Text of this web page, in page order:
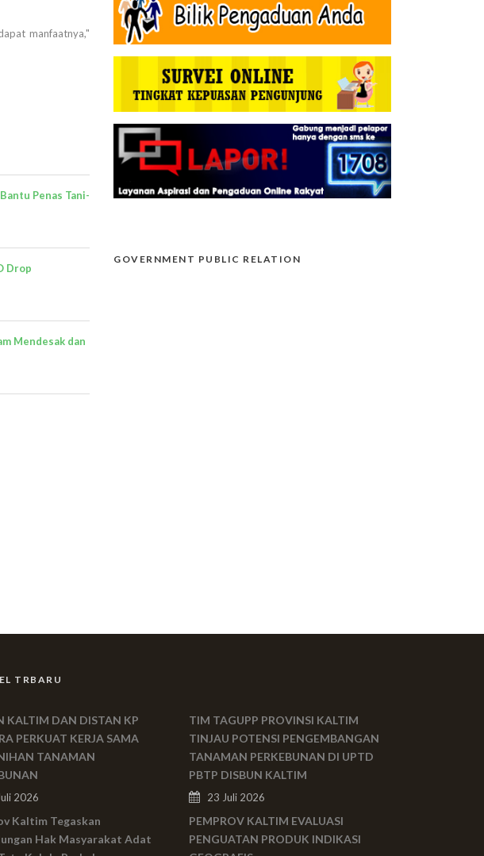
manfaatnya,"
Penas Tani-
Drop
Mendesak dan
GOVERNMENT PUBLIC RELATION
TRBARU
KALTIM DAN DISTAN KP
PERKUAT KERJA SAMA
TANAMAN
2026
Kaltim Tegaskan
Hak Masyarakat Adat
TIM TAGUPP PROVINSI KALTIM
TINJAU POTENSI PENGEMBANGAN
TANAMAN PERKEBUNAN DI UPTD
PBTP DISBUN KALTIM
23 Juli 2026
PEMPROV KALTIM EVALUASI
PENGUATAN PRODUK INDIKASI